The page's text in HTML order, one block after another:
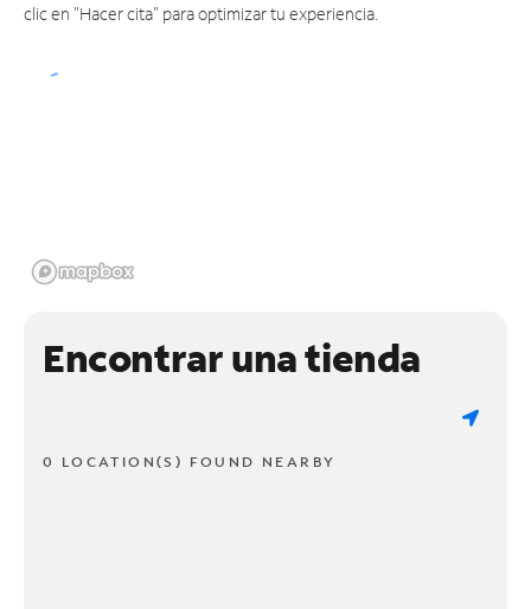
clic en "Hacer cita" para optimizar tu experiencia.
Encontrar una tienda
0 LOCATION(S) FOUND NEARBY